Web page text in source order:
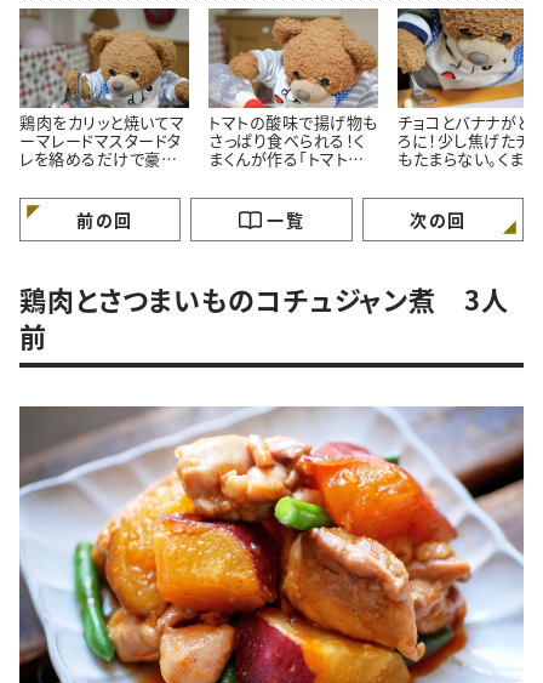
鶏肉をカリッと焼いてマ
ーマレードマスタードタ
レを絡めるだけで豪華
る簡単鶏肉のマーマレ
ードマスタード焼きレシ
トマトの酸味で揚げ物も
さっぱり食べられる！く
まくんが作る「トマトタル
チョコとバナナがと
ろに！少し焦げたチ
もたまらない。くまく
ナ」レシピ
前の回 一覧 次の回
鶏肉とさつまいものコチュジャン煮 3人
前